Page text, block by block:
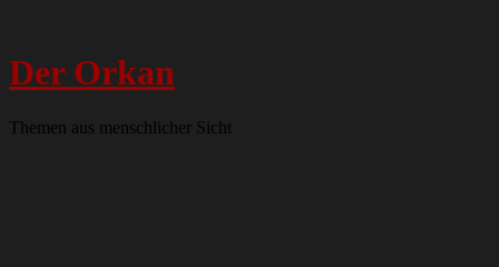
Der Orkan
Themen aus menschlicher Sicht